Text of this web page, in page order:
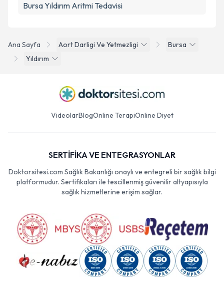
Ana Sayfa Aort Darligi Ve Yetmezligi
Bursa
Yıldırım
Bursa Yıldırım Aritmi Tedavisi
VideolarBlogOnline TerapiOnline Diyet
SERTİFİKA VE ENTEGRASYONLAR
Doktorsitesi.com Sağlık Bakanlığı onaylı ve entegreli bir sağlık bilgi
platformudur. Sertifikaları ile tescillenmiş güvenilir altyapısıyla
sağlık hizmetlerine erişim sağlar.